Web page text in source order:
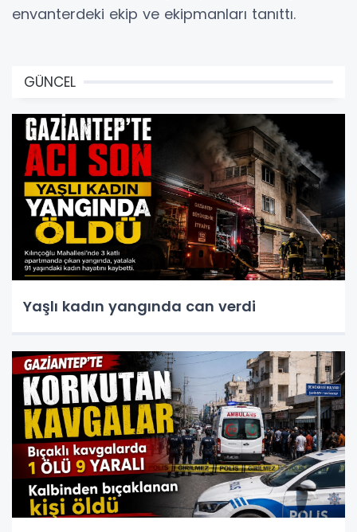
envanterdeki ekip ve ekipmanları tanıttı.
GÜNCEL
Yaşlı kadın yangında can verdi